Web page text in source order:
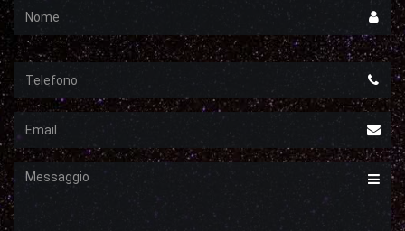
Nome
Email
Messaggio